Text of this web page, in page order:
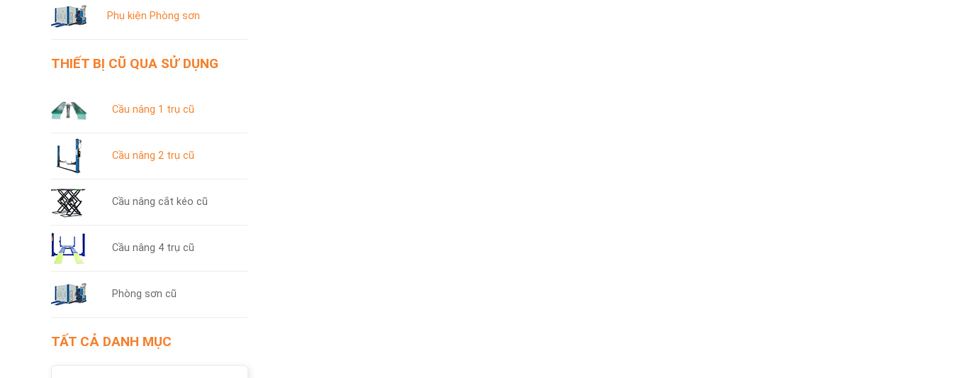
Phụ kiện Phòng sơn
THIẾT BỊ CŨ QUA SỬ DỤNG
Cầu nâng 1 trụ cũ
Cầu nâng 2 trụ cũ
Cầu nâng cắt kéo cũ
Cầu nâng 4 trụ cũ
Phòng sơn cũ
TẤT CẢ DANH MỤC